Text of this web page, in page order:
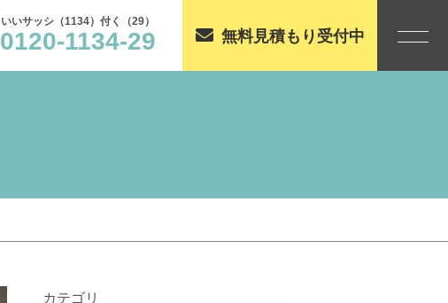
いいサッシ（1134）付く（29）
0120-1134-29 無料見積もり受付中
カテゴリ